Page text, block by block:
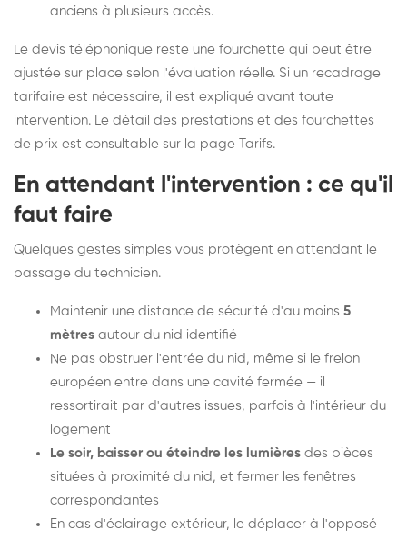
anciens à plusieurs accès.
Le devis téléphonique reste une fourchette qui peut être
ajustée sur place selon l'évaluation réelle. Si un recadrage
tarifaire est nécessaire, il est expliqué avant toute
intervention. Le détail des prestations et des fourchettes
de prix est consultable sur la page Tarifs.
En attendant l'intervention : ce qu'il
faut faire
Quelques gestes simples vous protègent en attendant le
passage du technicien.
Maintenir une distance de sécurité d'au moins 5
mètres autour du nid identifié
Ne pas obstruer l'entrée du nid, même si le frelon
européen entre dans une cavité fermée — il
ressortirait par d'autres issues, parfois à l'intérieur du
logement
Le soir, baisser ou éteindre les lumières des pièces
situées à proximité du nid, et fermer les fenêtres
correspondantes
En cas d'éclairage extérieur, le déplacer à l'opposé